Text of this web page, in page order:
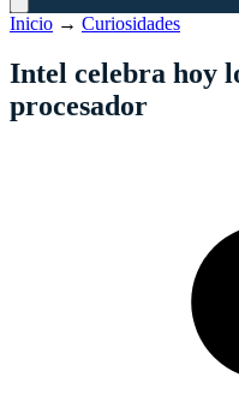
Inicio → Curiosidades
Intel celebra hoy
procesador